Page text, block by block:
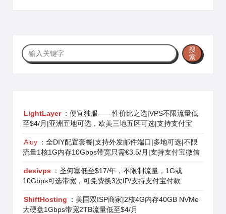
搜
索
搜
索
LightLayer ：便宜独服——性价比之选|VPS不限流量低
至$4/月|亚洲五地可选，欧美三地五区可选|支持支付宝
Aluy ：全DIY配置套餐|支持外发邮件端口|多地可选|不限
流量1核1G内存10Gbps带宽只需€3.5/月|支持支付宝微信
desivps
：圣何塞低至$17/年，不限制流量，1G或
10Gbps可选带宽，可免费换3次IP/支持支付宝付款
ShiftHosting
：美国双ISP商家|2核4G内存40GB NVMe
大硬盘1Gbps带宽2TB流量低至$4/月